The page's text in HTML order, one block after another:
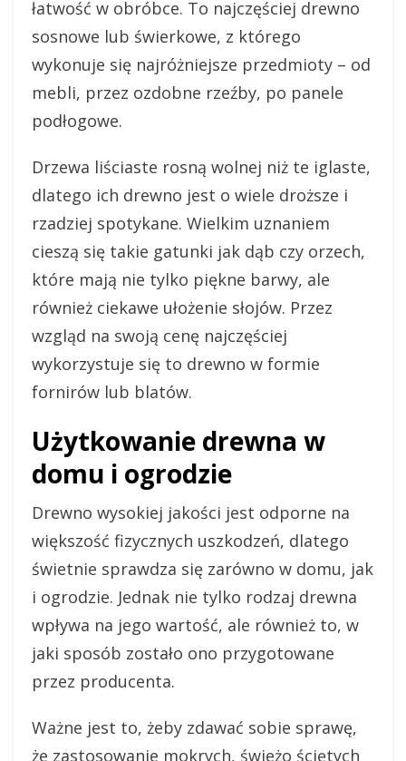
łatwość w obróbce. To najczęściej drewno
sosnowe lub świerkowe, z którego
wykonuje się najróżniejsze przedmioty – od
mebli, przez ozdobne rzeźby, po panele
podłogowe.
Drzewa liściaste rosną wolnej niż te iglaste,
dlatego ich drewno jest o wiele droższe i
rzadziej spotykane. Wielkim uznaniem
cieszą się takie gatunki jak dąb czy orzech,
które mają nie tylko piękne barwy, ale
również ciekawe ułożenie słojów. Przez
wzgląd na swoją cenę najczęściej
wykorzystuje się to drewno w formie
fornirów lub blatów.
Użytkowanie drewna w
domu i ogrodzie
Drewno wysokiej jakości jest odporne na
większość fizycznych uszkodzeń, dlatego
świetnie sprawdza się zarówno w domu, jak
i ogrodzie. Jednak nie tylko rodzaj drewna
wpływa na jego wartość, ale również to, w
jaki sposób zostało ono przygotowane
przez producenta.
Ważne jest to, żeby zdawać sobie sprawę,
że zastosowanie mokrych, świeżo ściętych